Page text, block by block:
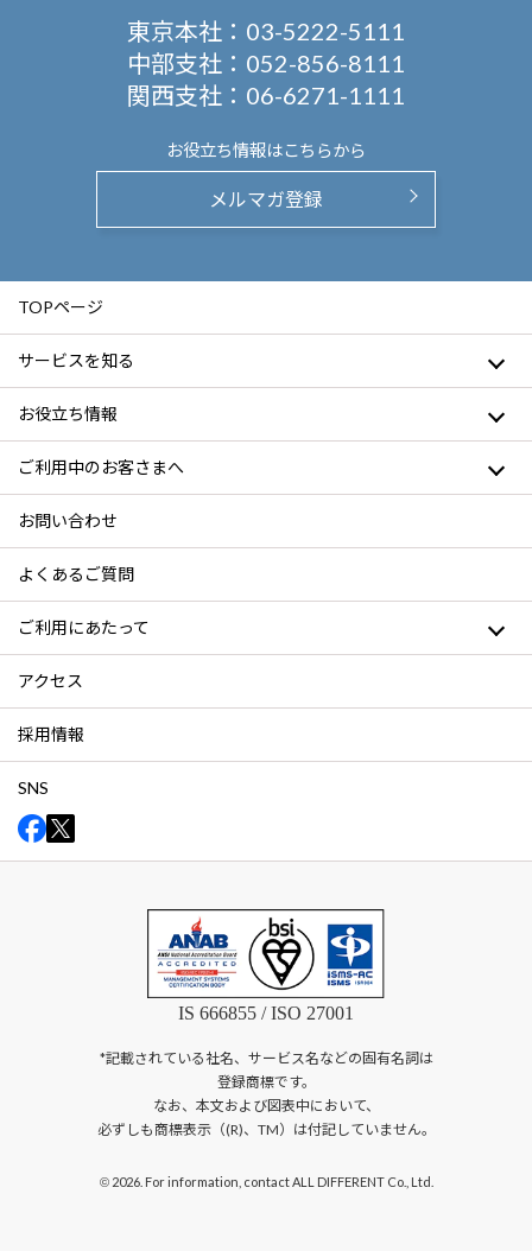
東京本社： 03-5222-5111
中部支社： 052-856-8111
関西支社： 06-6271-1111
お役立ち情報はこちらから
メルマガ登録
TOPページ
サービスを知る
お役立ち情報
ご利用中のお客さまへ
お問い合わせ
よくあるご質問
ご利用にあたって
アクセス
採用情報
SNS
IS 666855 / ISO 27001
*記載されている社名、サービス名などの固有名詞は
登録商標です。
なお、本文および図表中において、
必ずしも商標表示（(R)、TM）は付記していません。
©2026. For information, contact ALL DIFFERENT Co., Ltd.